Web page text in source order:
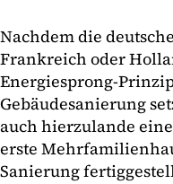
Nachdem die
Frankreich oder
Energiesprong-
Gebäudesanierung
auch hierzulande
erste
Sanierung